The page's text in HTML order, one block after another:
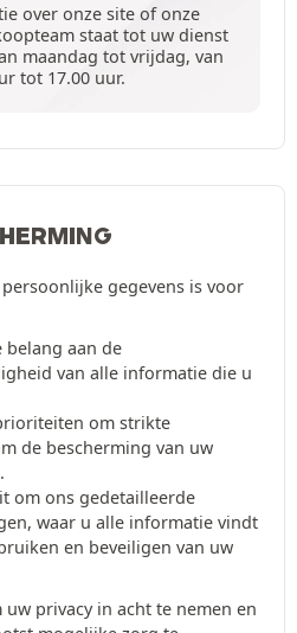
over onze site of onze
staat tot uw dienst
maandag tot vrijdag, van
tot 17.00 uur.
gegevens is voor
belang aan de
van alle informatie die u
om strikte
de bescherming van uw
om ons gedetailleerde
waar u alle informatie vindt
en beveiligen van uw
privacy in acht te nemen en